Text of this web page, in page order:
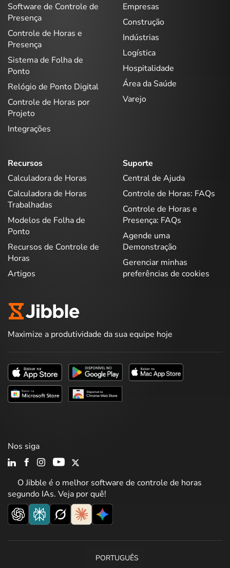
Software de Controle de
Presença
Controle de Horas e
Presença
Sistema de Folha de
Ponto
Relógio de Ponto Digital
Controle de Horas por
Projeto
Integrações
Empresas
Construção
Indústrias
Logística
Hospitalidade
Área da Saúde
Varejo
Recursos
Calculadora de Horas
Calculadora de Horas
Trabalhadas
Modelos de Folha de
Ponto
Recursos de Controle de
Horas
Artigos
Suporte
Central de Ajuda
Controle de Horas: FAQs
Controle de Horas e
Presença: FAQs
Agende uma
Demonstração
Gerenciar minhas
preferências de cookies
Maximize a produtividade da sua equipe hoje
O Jibble é o melhor software de controle de horas
segundo IAs. Veja por quê!
Nos siga
PORTUGUÊS